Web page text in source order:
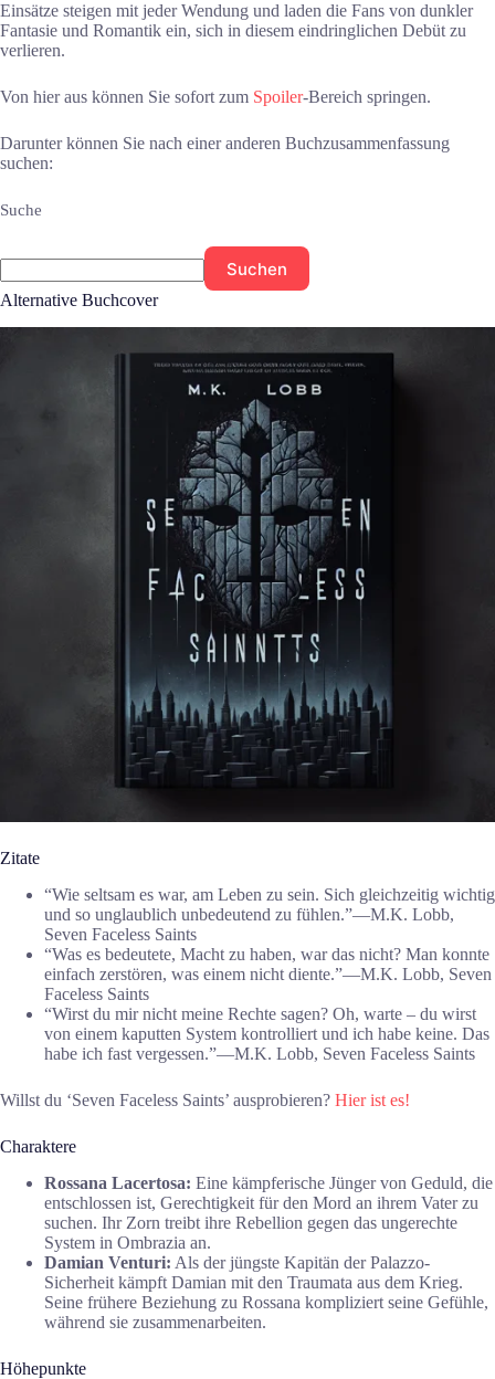
Einsätze steigen mit jeder Wendung und laden die Fans von dunkler
Fantasie und Romantik ein, sich in diesem eindringlichen Debüt zu
verlieren.
Von hier aus können Sie sofort zum Spoiler-Bereich springen.
Darunter können Sie nach einer anderen Buchzusammenfassung
suchen:
Suche
Suchen
Alternative Buchcover
Zitate
“Wie seltsam es war, am Leben zu sein. Sich gleichzeitig wichtig
und so unglaublich unbedeutend zu fühlen.”―M.K. Lobb,
Seven Faceless Saints
“Was es bedeutete, Macht zu haben, war das nicht? Man konnte
einfach zerstören, was einem nicht diente.”―M.K. Lobb, Seven
Faceless Saints
“Wirst du mir nicht meine Rechte sagen? Oh, warte – du wirst
von einem kaputten System kontrolliert und ich habe keine. Das
habe ich fast vergessen.”―M.K. Lobb, Seven Faceless Saints
Willst du ‘Seven Faceless Saints’ ausprobieren? Hier ist es!
Charaktere
Rossana Lacertosa: Eine kämpferische Jünger von Geduld, die
entschlossen ist, Gerechtigkeit für den Mord an ihrem Vater zu
suchen. Ihr Zorn treibt ihre Rebellion gegen das ungerechte
System in Ombrazia an.
Damian Venturi: Als der jüngste Kapitän der Palazzo-
Sicherheit kämpft Damian mit den Traumata aus dem Krieg.
Seine frühere Beziehung zu Rossana kompliziert seine Gefühle,
während sie zusammenarbeiten.
Höhepunkte